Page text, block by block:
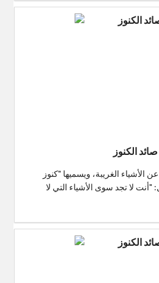
صائد الكنوز